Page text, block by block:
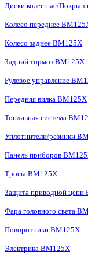
Диски колесные/
Колесо переднее
Колесо заднее BM125X
Задний тормоз BM125X
Рулевое управление
Передняя вилка BM125X
Топливная система
Уплотнители/резинки
Панель приборов
Тросы BM125X
Защита приводной цепи
Фара головного света
Поворотники BM125X
Электрика BM125X